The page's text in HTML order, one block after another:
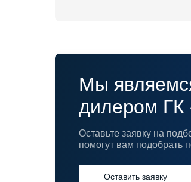
Мы
дилером ГК
Оставьте заявку на
помогут вам подобрать
Оставить заявку